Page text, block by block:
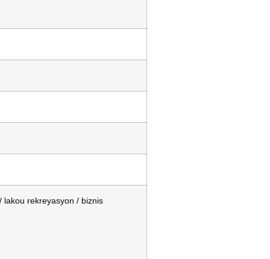
lakou rekreyasyon / biznis